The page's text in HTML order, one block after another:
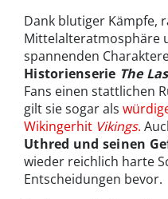
Dank blutiger Kämpfe,
Mittelalteratmosphäre
spannenden
Historienserie The
Fans einen stattlichen
gilt sie sogar als
Wikingerhit Vikings.
Uthred und seinen
wieder reichlich harte
Entscheidungen bevor.